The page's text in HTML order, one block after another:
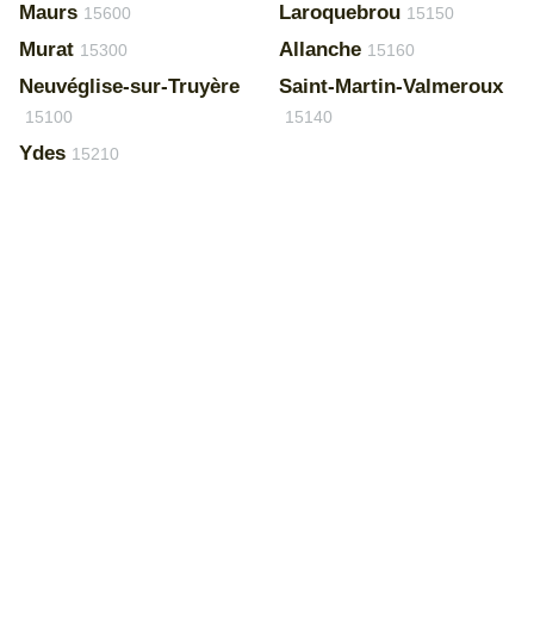
Maurs 15600
Murat 15300
Neuvéglise-sur-Truyère
15100
Ydes 15210
Laroquebrou 15150
Allanche 15160
Saint-Martin-Valmeroux
15140